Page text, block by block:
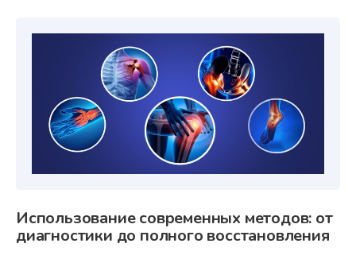
Использование современных методов: от
диагностики до полного восстановления